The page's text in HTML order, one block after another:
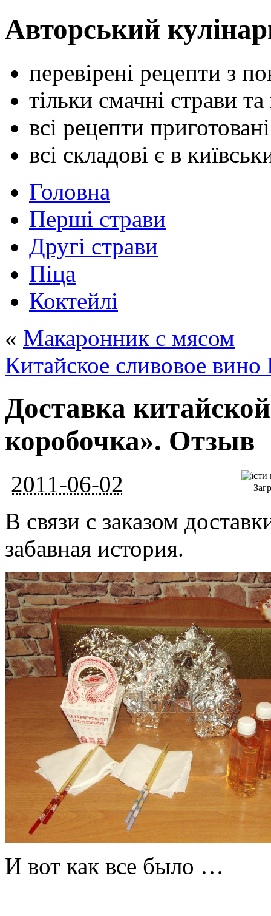
Авторський
перевірені рецепти з
тільки смачні страви та
всі рецепти
всі складові є в
Головна
Перші страви
Другі страви
Піца
Коктейлі
« Макаронник с мясом
Китайское сливовое вино
Доставка
коробочка». Отзыв
2011-06-02
В связи с заказом
забавная история.
И вот как все было …